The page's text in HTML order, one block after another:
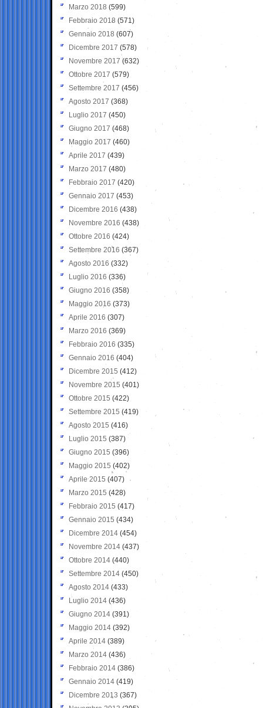
Marzo 2018 (599)
Febbraio 2018 (571)
Gennaio 2018 (607)
Dicembre 2017 (578)
Novembre 2017 (632)
Ottobre 2017 (579)
Settembre 2017 (456)
Agosto 2017 (368)
Luglio 2017 (450)
Giugno 2017 (468)
Maggio 2017 (460)
Aprile 2017 (439)
Marzo 2017 (480)
Febbraio 2017 (420)
Gennaio 2017 (453)
Dicembre 2016 (438)
Novembre 2016 (438)
Ottobre 2016 (424)
Settembre 2016 (367)
Agosto 2016 (332)
Luglio 2016 (336)
Giugno 2016 (358)
Maggio 2016 (373)
Aprile 2016 (307)
Marzo 2016 (369)
Febbraio 2016 (335)
Gennaio 2016 (404)
Dicembre 2015 (412)
Novembre 2015 (401)
Ottobre 2015 (422)
Settembre 2015 (419)
Agosto 2015 (416)
Luglio 2015 (387)
Giugno 2015 (396)
Maggio 2015 (402)
Aprile 2015 (407)
Marzo 2015 (428)
Febbraio 2015 (417)
Gennaio 2015 (434)
Dicembre 2014 (454)
Novembre 2014 (437)
Ottobre 2014 (440)
Settembre 2014 (450)
Agosto 2014 (433)
Luglio 2014 (436)
Giugno 2014 (391)
Maggio 2014 (392)
Aprile 2014 (389)
Marzo 2014 (436)
Febbraio 2014 (386)
Gennaio 2014 (419)
Dicembre 2013 (367)